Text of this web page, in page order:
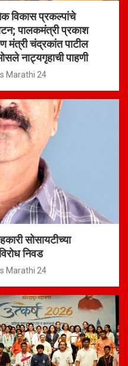
विकास प्रकल्पांचे
पालकमंत्री प्रकाश
मंत्री चंद्रकांत पाटील
नाट्यगृहाची पाहणी
Marathi 24
सोसायटीच्या
निवड
Marathi 24